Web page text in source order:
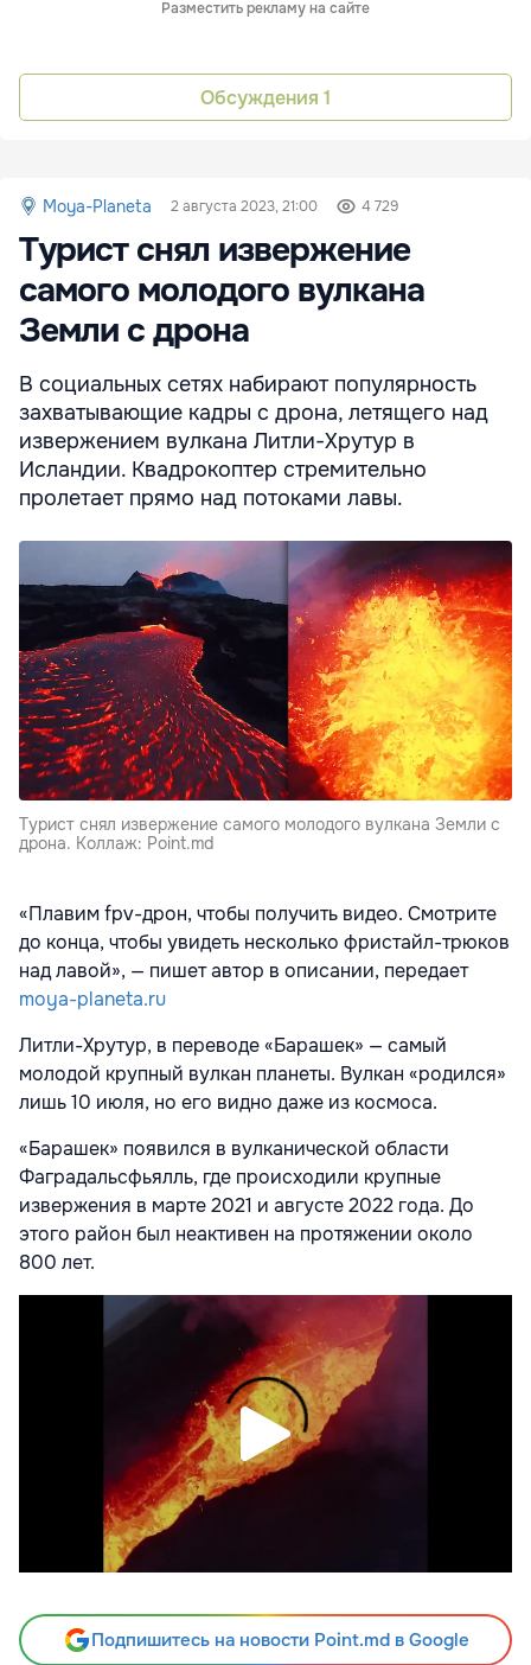
Разместить рекламу на сайте
Обсуждения 1
Moya-Planeta 2 августа 2023, 21:00 4 729
Турист снял извержение
самого молодого вулкана
Земли с дрона
В социальных сетях набирают популярность
захватывающие кадры с дрона, летящего над
извержением вулкана Литли-Хрутур в
Исландии. Квадрокоптер стремительно
пролетает прямо над потоками лавы.
Турист снял извержение самого молодого вулкана Земли с
дрона. Коллаж: Point.md
«Плавим fpv-дрон, чтобы получить видео. Смотрите
до конца, чтобы увидеть несколько фристайл-трюков
над лавой», — пишет автор в описании, передает
moya-planeta.ru
Литли-Хрутур, в переводе «Барашек» — самый
молодой крупный вулкан планеты. Вулкан «родился»
лишь 10 июля, но его видно даже из космоса.
«Барашек» появился в вулканической области
Фаградальсфьялль, где происходили крупные
извержения в марте 2021 и августе 2022 года. До
этого район был неактивен на протяжении около
800 лет.
Подпишитесь на новости Point.md в Google